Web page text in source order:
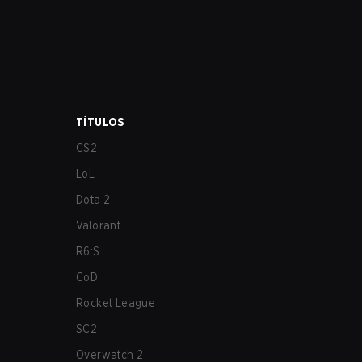
TÍTULOS
CS2
LoL
Dota 2
Valorant
R6:S
CoD
Rocket League
SC2
Overwatch 2